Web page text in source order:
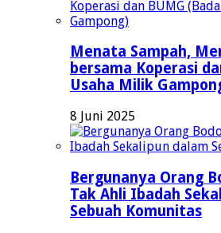
Menata Sampah,
bersama Koperasi
Usaha Milik
8 Juni 2025
Bergunanya Orang
Tak Ahli Ibadah
Sebuah Komunitas